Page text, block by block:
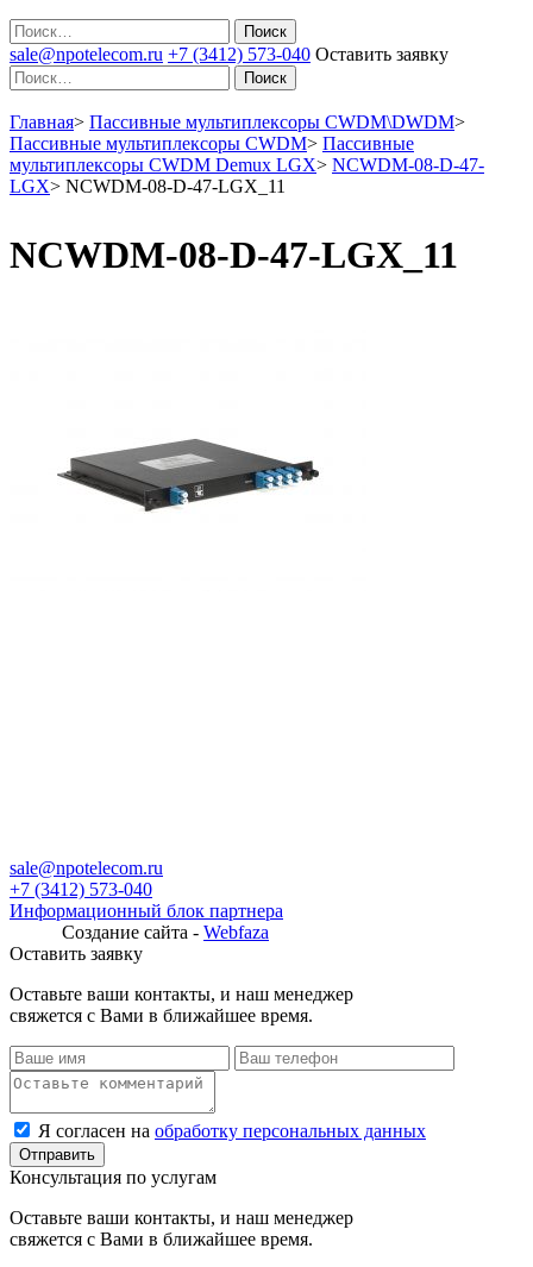
Поиск
sale@npotelecom.ru +7 (3412) 573-040 Оставить заявку
Поиск
Главная> Пассивные мультиплексоры CWDM\DWDM>
Пассивные мультиплексоры CWDM> Пассивные
мультиплексоры CWDM Demux LGX> NCWDM-08-D-47-
LGX> NCWDM-08-D-47-LGX_11
NCWDM-08-D-47-LGX_11
sale@npotelecom.ru
+7 (3412) 573-040
Информационный блок партнера
Создание сайта - Webfaza
Оставить заявку
Оставьте ваши контакты, и наш менеджер
свяжется с Вами в ближайшее время.
Я согласен на обработку персональных данных
Консультация по услугам
Оставьте ваши контакты, и наш менеджер
свяжется с Вами в ближайшее время.